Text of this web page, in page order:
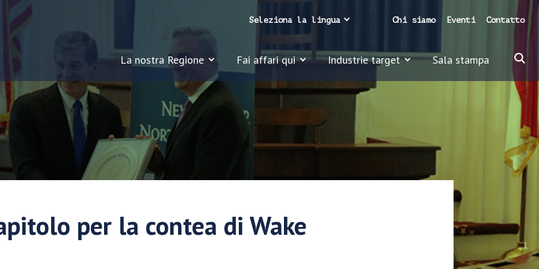
La nostra Regione Fai affari qui Industrie target Sala stampa
Chi siamo Eventi Contatto
Seleziona la lingua
per la contea di Wake